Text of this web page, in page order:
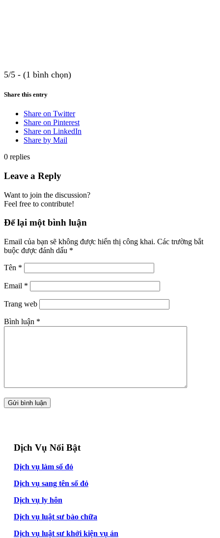
5/5 - (1 bình chọn)
Share this entry
Share on Twitter
Share on Pinterest
Share on LinkedIn
Share by Mail
0 replies
Leave a Reply
Want to join the discussion?
Feel free to contribute!
Để lại một bình luận
Email của bạn sẽ không được hiển thị công khai. Các trường bắt
buộc được đánh dấu *
Tên *
Email *
Trang web
Bình luận *
Dịch Vụ Nổi Bật
Dịch vụ làm sổ đỏ
Dịch vụ sang tên sổ đỏ
Dịch vụ ly hôn
Dịch vụ luật sư bào chữa
Dịch vụ luật sư khởi kiện vụ án